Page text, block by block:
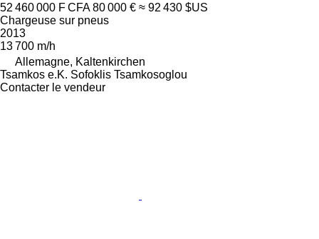
52 460 000 F CFA 80 000 € ≈ 92 430 $US
Chargeuse sur pneus
2013
13 700 m/h
Allemagne, Kaltenkirchen
Tsamkos e.K. Sofoklis Tsamkosoglou
Contacter le vendeur